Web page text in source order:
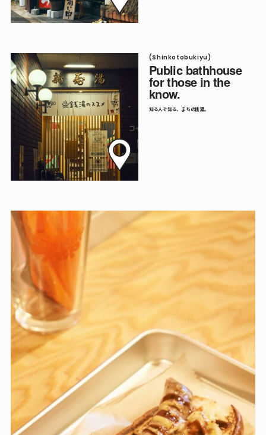
(Shinkotobukiyu)
Public bathhouse
for those in the
know.
知る人ぞ知る、まちの銭湯。